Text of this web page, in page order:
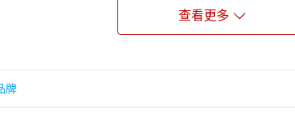
查看更多
牌